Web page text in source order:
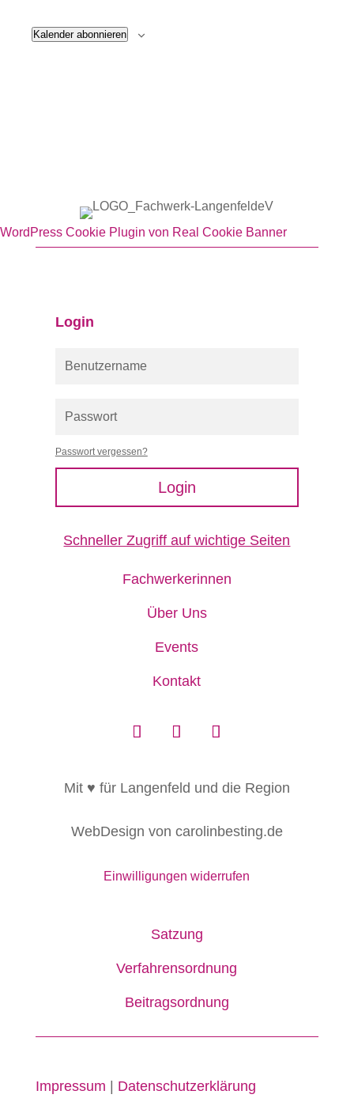
Kalender abonnieren
Login
Passwort vergessen?
Login
Schneller Zugriff auf wichtige Seiten
Fachwerkerinnen
Über Uns
Events
Kontakt
Mit ♥ für Langenfeld und die Region
WebDesign von carolinbesting.de
Einwilligungen widerrufen
Satzung
Verfahrensordnung
Beitragsordnung
Impressum Datenschutzerklärung
WordPress Cookie Plugin von Real Cookie Banner